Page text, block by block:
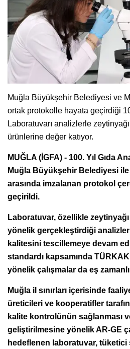
Muğla Büyükşehir Belediyesi ve
ortak protokolle hayata geçirdiği
Laboratuvarı analizlerle
ürünlerine değer katıyor.
MUĞLA (İGFA) - 100. Yıl Gıda
Muğla Büyükşehir Belediyesi
arasında imzalanan protokol
geçirildi.
Laboratuvar, özellikle
yönelik gerçekleştirdiği
kalitesini tescillemeye devam
standardı kapsamında
yönelik çalışmalar da eş
Muğla il sınırları içerisinde
üreticileri ve kooperatifler
kalite kontrolünün sağlanması
geliştirilmesine yönelik AR-GE
hedeflenen laboratuvar, tüketici